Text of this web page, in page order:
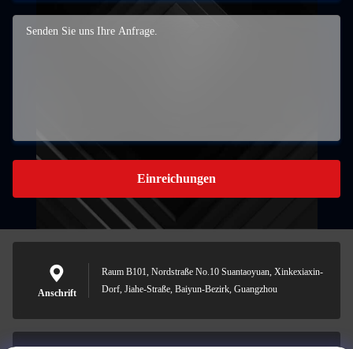
Einreichungen
Anschrift
Raum B101, Nordstraße No.10 Suantaoyuan, Xinkexiaxin-
Dorf, Jiahe-Straße, Baiyun-Bezirk, Guangzhou